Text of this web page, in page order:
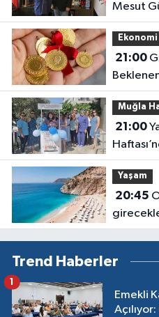
Mesut
Yeni
Ekonomi
21:00Gram altın 6 bin lirayı aştı!
Muğla
21:00Yatağan’da Dünya Emzirme
Anlatıldı
Yaşam
20:45
kirlilik
Trend Haberler
Emekli
1